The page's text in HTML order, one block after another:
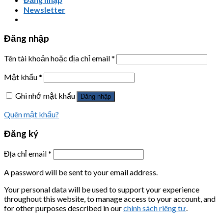
Newsletter
Đăng nhập
Tên tài khoản hoặc địa chỉ email*
Mật khẩu*
Ghi nhớ mật khẩu
Đăng nhập
Quên mật khẩu?
Đăng ký
Địa chỉ email*
A password will be sent to your email address.
Your personal data will be used to support your experience
throughout this website, to manage access to your account, and
for other purposes described in ourchính sách riêng tư.